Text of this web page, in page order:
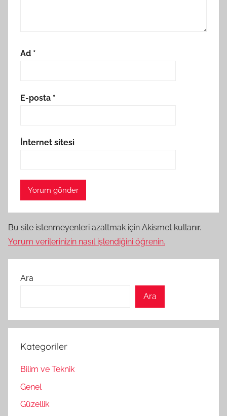
Ad *
E-posta *
İnternet sitesi
Bu site istenmeyenleri azaltmak için Akismet kullanır.
Yorum verilerinizin nasıl işlendiğini öğrenin.
Ara
Ara
Kategoriler
Bilim ve Teknik
Genel
Güzellik